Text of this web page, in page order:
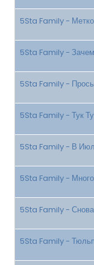
5Sta Family - Метко
5Sta Family -
5Sta Family -
5Sta Family - Тук
5Sta Family - В
5Sta Family -
5Sta Family -
5Sta Family -